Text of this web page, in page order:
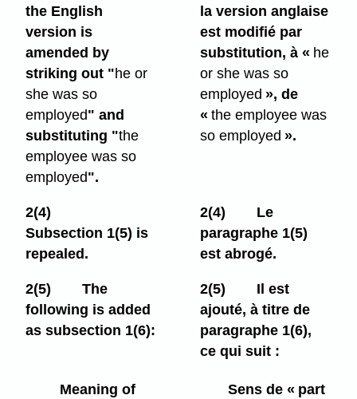
the English
version is
amended by
striking out "he or
she was so
employed" and
substituting "the
employee was so
employed".
la version anglaise
est modifié par
substitution, à « he
or she was so
employed », de
«the employee was
so employed ».
2(4)
Subsection 1(5) is
repealed.
2(4)
Le
paragraphe 1(5)
est abrogé.
2(5)
The
following is added
as subsection 1(6):
2(5)
Il est
ajouté, à titre de
paragraphe 1(6),
ce qui suit :
Meaning of
Sens de « part